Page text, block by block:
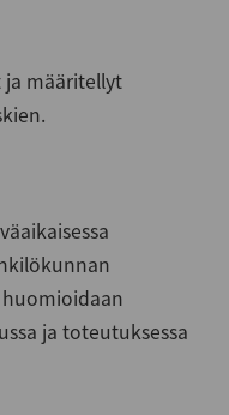
ja määritellyt
huomioidaan
ja toteutuksessa